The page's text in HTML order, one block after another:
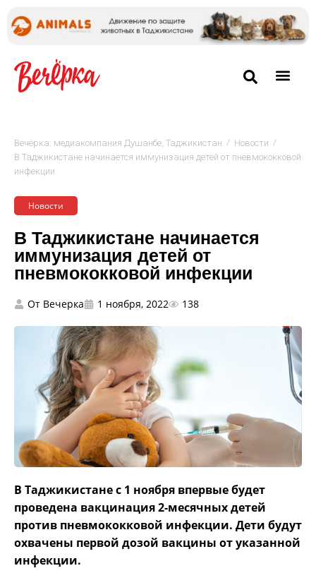
Вечёрка: медиакомпания Душанбе, Таджикистан / Новости /
В Таджикистане начинается иммунизация детей от пневмококковой
инфекции
Новости
В Таджикистане начинается
иммунизация детей от
пневмококковой инфекции
От Вечерка 1 ноября, 2022 138
В Таджикистане с 1 ноября впервые будет
проведена вакцинация 2-месячных детей
против пневмококковой инфекции. Дети будут
охвачены первой дозой вакцины от указанной
инфекции.